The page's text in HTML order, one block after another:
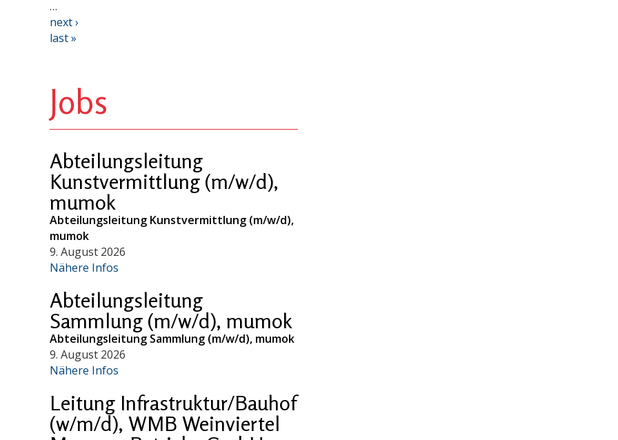
…
next ›
last »
Jobs
Abteilungsleitung
Kunstvermittlung (m/w/d),
mumok
Abteilungsleitung Kunstvermittlung (m/w/d),
mumok
9. August 2026
Nähere Infos
Abteilungsleitung
Sammlung (m/w/d), mumok
Abteilungsleitung Sammlung (m/w/d), mumok
9. August 2026
Nähere Infos
Leitung Infrastruktur/Bauhof
(w/m/d), WMB Weinviertel